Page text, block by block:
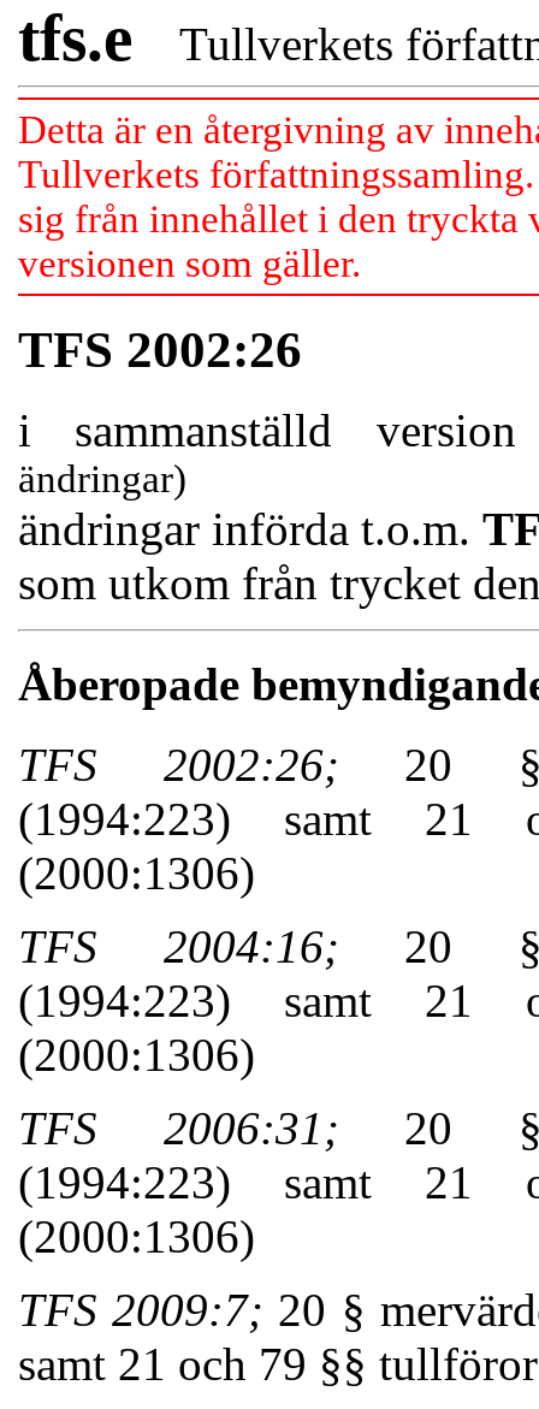
tfs.e Tullverkets
Detta är en återgivning av
Tullverkets
sig från innehållet i den tryckta
versionen som gäller.
TFS 2002:26
i sammanställd
ändringar)
ändringar införda t.o.m.
som utkom från trycket
Åberopade
TFS 2002:26; 20 §
(1994:223) samt 21
(2000:1306)
TFS 2004:16; 20 §
(1994:223) samt 21
(2000:1306)
TFS 2006:31; 20 §
(1994:223) samt 21
(2000:1306)
TFS 2009:7; 20 §
samt 21 och 79 §§